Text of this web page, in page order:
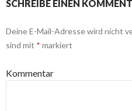
SCHREIBE EINEN
Deine E-Mail-Adresse wird nicht
sind mit * markiert
Kommentar